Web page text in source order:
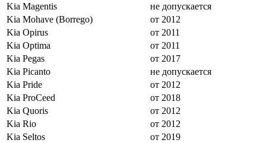
Kia Magentis
не допускается
Kia Mohave (Borrego)
от 2012
Kia Opirus
от 2011
Kia Optima
от 2011
Kia Pegas
от 2017
Kia Picanto
не допускается
Kia Pride
от 2012
Kia ProCeed
от 2018
Kia Quoris
от 2012
Kia Rio
от 2012
Kia Seltos
от 2019